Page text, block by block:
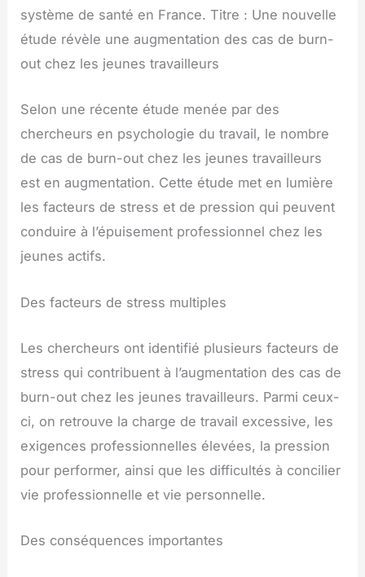
système de santé en France. Titre : Une nouvelle
étude révèle une augmentation des cas de burn-
out chez les jeunes travailleurs
Selon une récente étude menée par des
chercheurs en psychologie du travail, le nombre
de cas de burn-out chez les jeunes travailleurs
est en augmentation. Cette étude met en lumière
les facteurs de stress et de pression qui peuvent
conduire à l’épuisement professionnel chez les
jeunes actifs.
Des facteurs de stress multiples
Les chercheurs ont identifié plusieurs facteurs de
stress qui contribuent à l’augmentation des cas de
burn-out chez les jeunes travailleurs. Parmi ceux-
ci, on retrouve la charge de travail excessive, les
exigences professionnelles élevées, la pression
pour performer, ainsi que les difficultés à concilier
vie professionnelle et vie personnelle.
Des conséquences importantes